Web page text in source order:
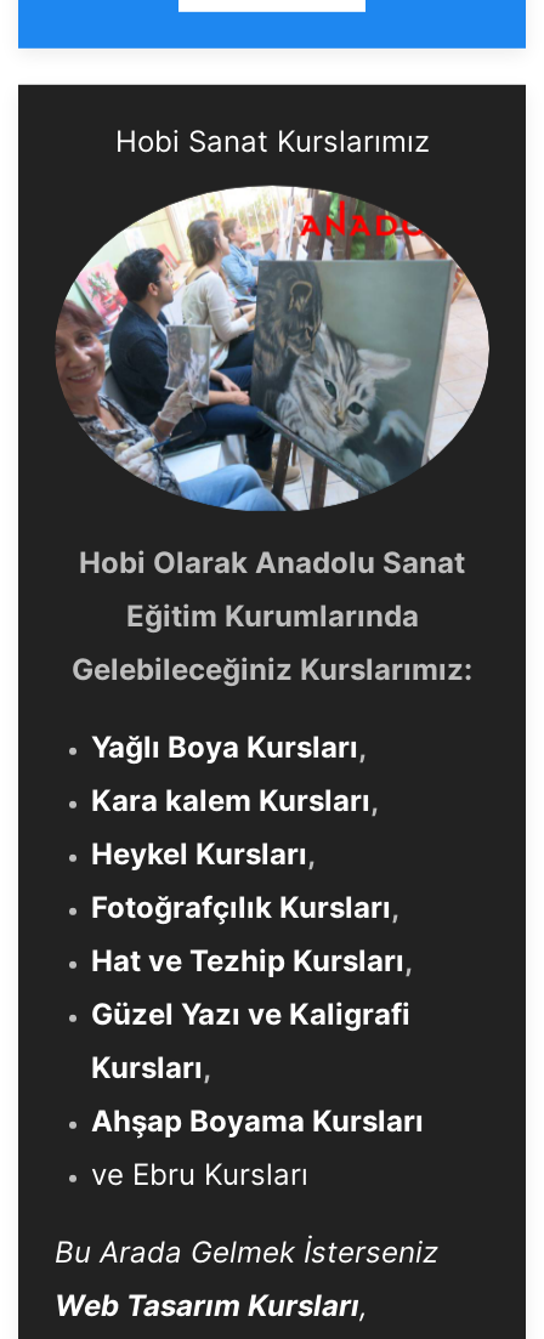
Hobi Sanat Kurslarımız
Hobi Olarak Anadolu Sanat
Eğitim Kurumlarında
Gelebileceğiniz Kurslarımız:
Yağlı Boya Kursları,
Kara kalem Kursları,
Heykel Kursları,
Fotoğrafçılık Kursları,
Hat ve Tezhip Kursları,
Güzel Yazı ve Kaligrafi
Kursları,
Ahşap Boyama Kursları
ve Ebru Kursları
Bu Arada Gelmek İsterseniz
Web Tasarım Kursları,